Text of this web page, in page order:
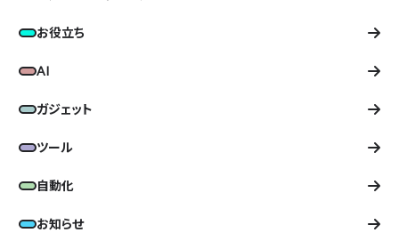
お役立ち
AI
ガジェット
ツール
自動化
お知らせ